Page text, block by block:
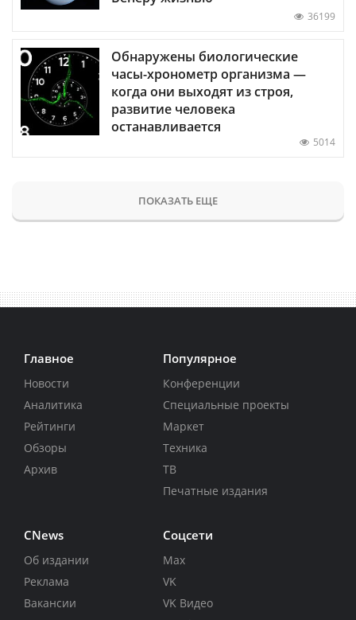
36199
Обнаружены биологические
часы-хронометр организма —
когда они выходят из строя,
развитие человека
останавливается
5014
ПОКАЗАТЬ ЕЩЕ
Главное
Новости
Аналитика
Рейтинги
Обзоры
Архив
Популярное
Конференции
Специальные проекты
Маркет
Техника
ТВ
Печатные издания
CNews
Об издании
Реклама
Вакансии
Соцсети
Max
VK
VK Видео